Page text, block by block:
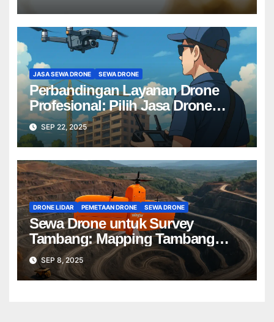
JASA SEWA DRONE SEWA DRONE
Perbandingan Layanan Drone
Profesional: Pilih Jasa Drone
Terbaik untuk Proyek Anda
SEP 22, 2025
DRONE LIDAR PEMETAAN DRONE SEWA DRONE
Sewa Drone untuk Survey
Tambang: Mapping Tambang
Profesional Lebih Cepat & Akurat
SEP 8, 2025